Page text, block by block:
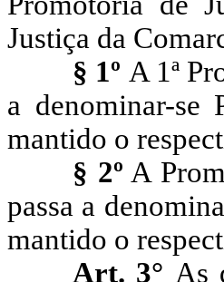
Justiça da
§ 1º A 1ª
a denominar-se
mantido o
§ 2º A
passa a
mantido o
Art. 3° As